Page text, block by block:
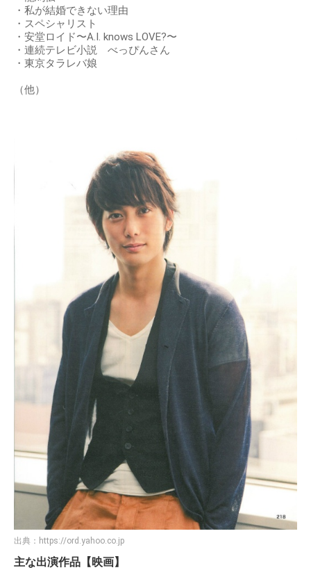
・私が結婚できない理由
・スペシャリスト
・安堂ロイド〜A.I. knows LOVE?〜
・連続テレビ小説 べっぴんさん
・東京タラレバ娘
（他）
出典： https://ord.yahoo.co.jp
主な出演作品【映画】